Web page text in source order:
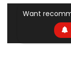
Want